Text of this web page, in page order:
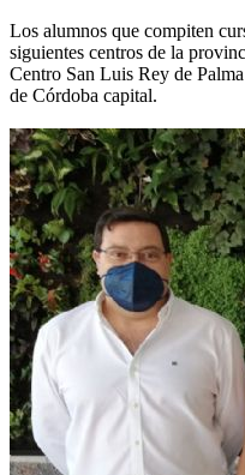
Los alumnos que compiten
siguientes centros de la
Centro San Luis Rey de
de Córdoba capital.